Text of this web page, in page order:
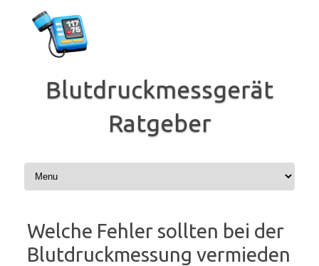
Inhalt
springen
Blutdruckmessgerät
Ratgeber
Welche Fehler sollten bei der
Blutdruckmessung vermieden